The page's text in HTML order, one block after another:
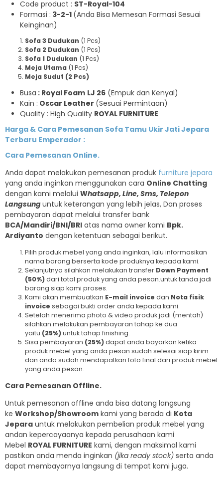
Code product : ST-Royal-104
Formasi : 3-2-1 (Anda Bisa Memesan Formasi Sesuai
Keinginan)
Sofa 3 Dudukan (1 Pcs)
Sofa 2 Dudukan (1 Pcs)
Sofa 1 Dudukan (1 Pcs)
Meja Utama (1 Pcs)
Meja Sudut (2 Pcs)
Busa : Royal Foam LJ 26 (Empuk dan Kenyal)
Kain : Oscar Leather (Sesuai Permintaan)
Quality : High Quality ROYAL FURNITURE
Harga & Cara Pemesanan Sofa Tamu Ukir Jati Jepara
Terbaru Emperador :
Cara Pemesanan Online.
Anda dapat melakukan pemesanan produk furniture jepara
yang anda inginkan menggunakan cara Online Chatting
dengan kami melalui Whatsapp, Line, Sms, Telepon
Langsunguntuk keterangan yang lebih jelas, Dan proses
pembayaran dapat melalui transfer bank
BCA/Mandiri/BNI/BRI atas nama owner kami Bpk.
Ardiyanto dengan ketentuan sebagai berikut.
Pilih produk mebel yang anda inginkan, lalu informasikan
nama barang berserta kode produknya kepada kami.
Selanjutnya silahkan melakukan transfer Down Payment
(50%)dari total produk yang anda pesan.untuk tanda jadi
barang siap kami proses.
Kami akan membuatkan E-mail invoice dan Nota fisik
invoice sebagai bukti order anda kepada kami.
Setelah menerima photo & video produk jadi (mentah)
silahkan melakukan pembayaran tahap ke dua
yaitu (25%)untuk tahap finishing.
Sisa pembayaran (25%)dapat anda bayarkan ketika
produk mebel yang anda pesan sudah selesai siap kirim
dan anda sudah mendapatkan foto final dari produk mebel
yang anda pesan.
Cara Pemesanan Offline.
Untuk pemesanan offline anda bisa datang langsung
ke Workshop/Showroom kami yang berada di Kota
Jepara untuk melakukan pembelian produk mebel yang
andan kepercayaanya kepada perusahaan kami
Mebel ROYAL FURNITURE kami, dengan maksimal kami
pastikan anda menda inginkan (jika ready stock) serta anda
dapat membayarnya langsung di tempat kami juga.